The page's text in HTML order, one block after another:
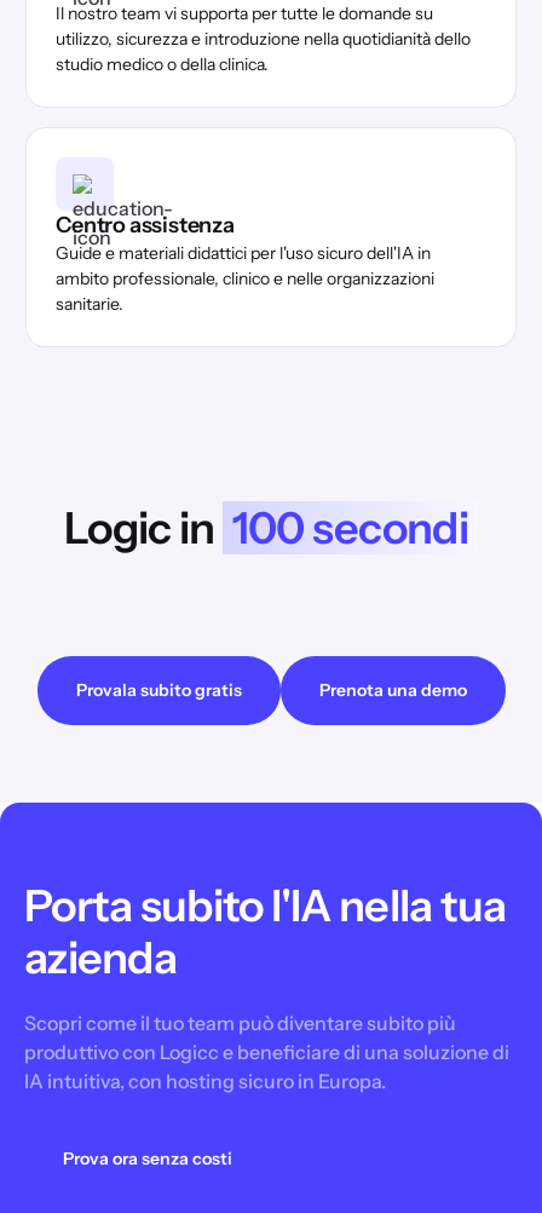
Il nostro team vi supporta per tutte le domande su
utilizzo, sicurezza e introduzione nella quotidianità dello
studio medico o della clinica.
Centro assistenza
Guide e materiali didattici per l'uso sicuro dell'IA in
ambito professionale, clinico e nelle organizzazioni
sanitarie.
Logic in 100 secondi
Provala subito gratis Prenota una demo
Porta subito l'IA nella tua
azienda
Scopri come il tuo team può diventare subito più
produttivo con Logicc e beneficiare di una soluzione di
IA intuitiva, con hosting sicuro in Europa.
Prova ora senza costi